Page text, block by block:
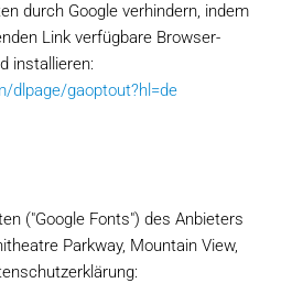
durch Google verhindern, indem
Link verfügbare Browser-
installieren:
dlpage/gaoptout?hl=de
("Google Fonts") des Anbieters
Parkway, Mountain View,